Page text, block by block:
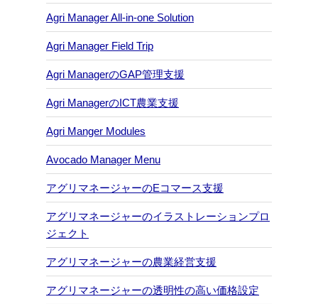
Agri Manager All-in-one Solution
Agri Manager Field Trip
Agri ManagerのGAP管理支援
Agri ManagerのICT農業支援
Agri Manger Modules
Avocado Manager Menu
アグリマネージャーのEコマース支援
アグリマネージャーのイラストレーションプロ
ジェクト
アグリマネージャーの農業経営支援
アグリマネージャーの透明性の高い価格設定